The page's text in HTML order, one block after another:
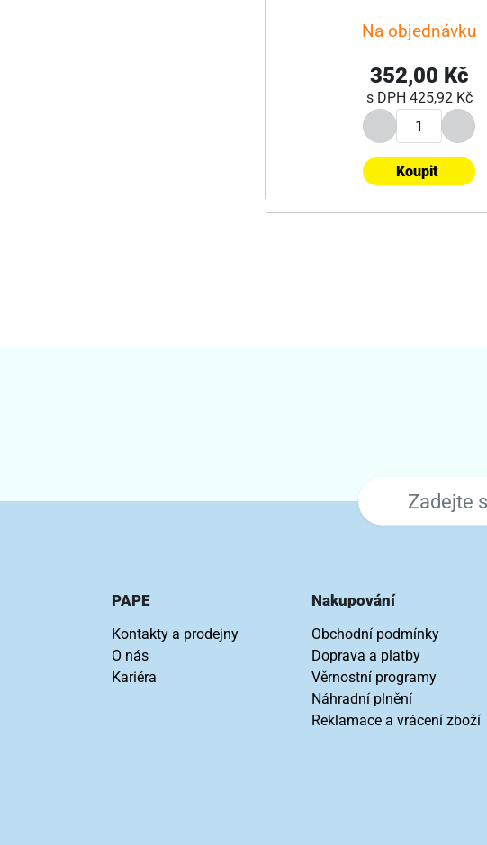
Na objednávku
352,00 Kč
s DPH 425,92 Kč
Koupit
PAPE
Kontakty a prodejny
O nás
Kariéra
Nakupování
Obchodní podmínky
Doprava a platby
Věrnostní programy
Náhradní plnění
Reklamace a vrácení zboží